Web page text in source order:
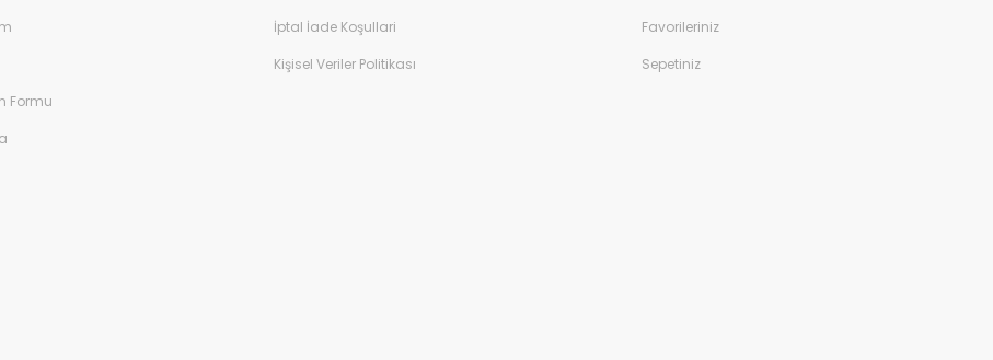
Formu
İptal İade Koşullari
Kişisel Veriler Politikası
Favorileriniz
Sepetiniz